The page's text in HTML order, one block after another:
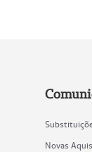
Novas